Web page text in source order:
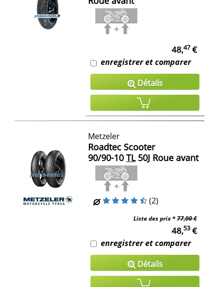
48,47€
enregistrer et comparer
Détails
Metzeler
Roadtec Scooter
90/90-10 TL50J Roue avant
(2)
Liste des prix *77,00 €
48,53€
enregistrer et comparer
Détails